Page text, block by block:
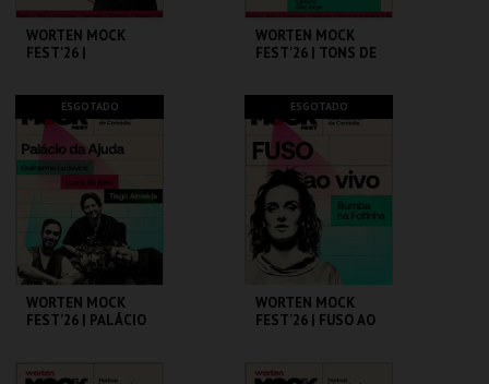
WORTEN MOCK
FEST'26 |
CINEMA SÃO JORGE .
MAIS INFO
COMPRAR
WORTEN MOCK
FEST'26 | TONS DE
CINEMA SÃO JORGE .
MAIS INFO
COMPRAR
ESGOTADO
WORTEN MOCK
FEST'26 | PALÁCIO
CINEMA SÃO JORGE .
ESGOTADO
WORTEN MOCK
FEST'26 | FUSO AO
CINEMA SÃO JORGE .